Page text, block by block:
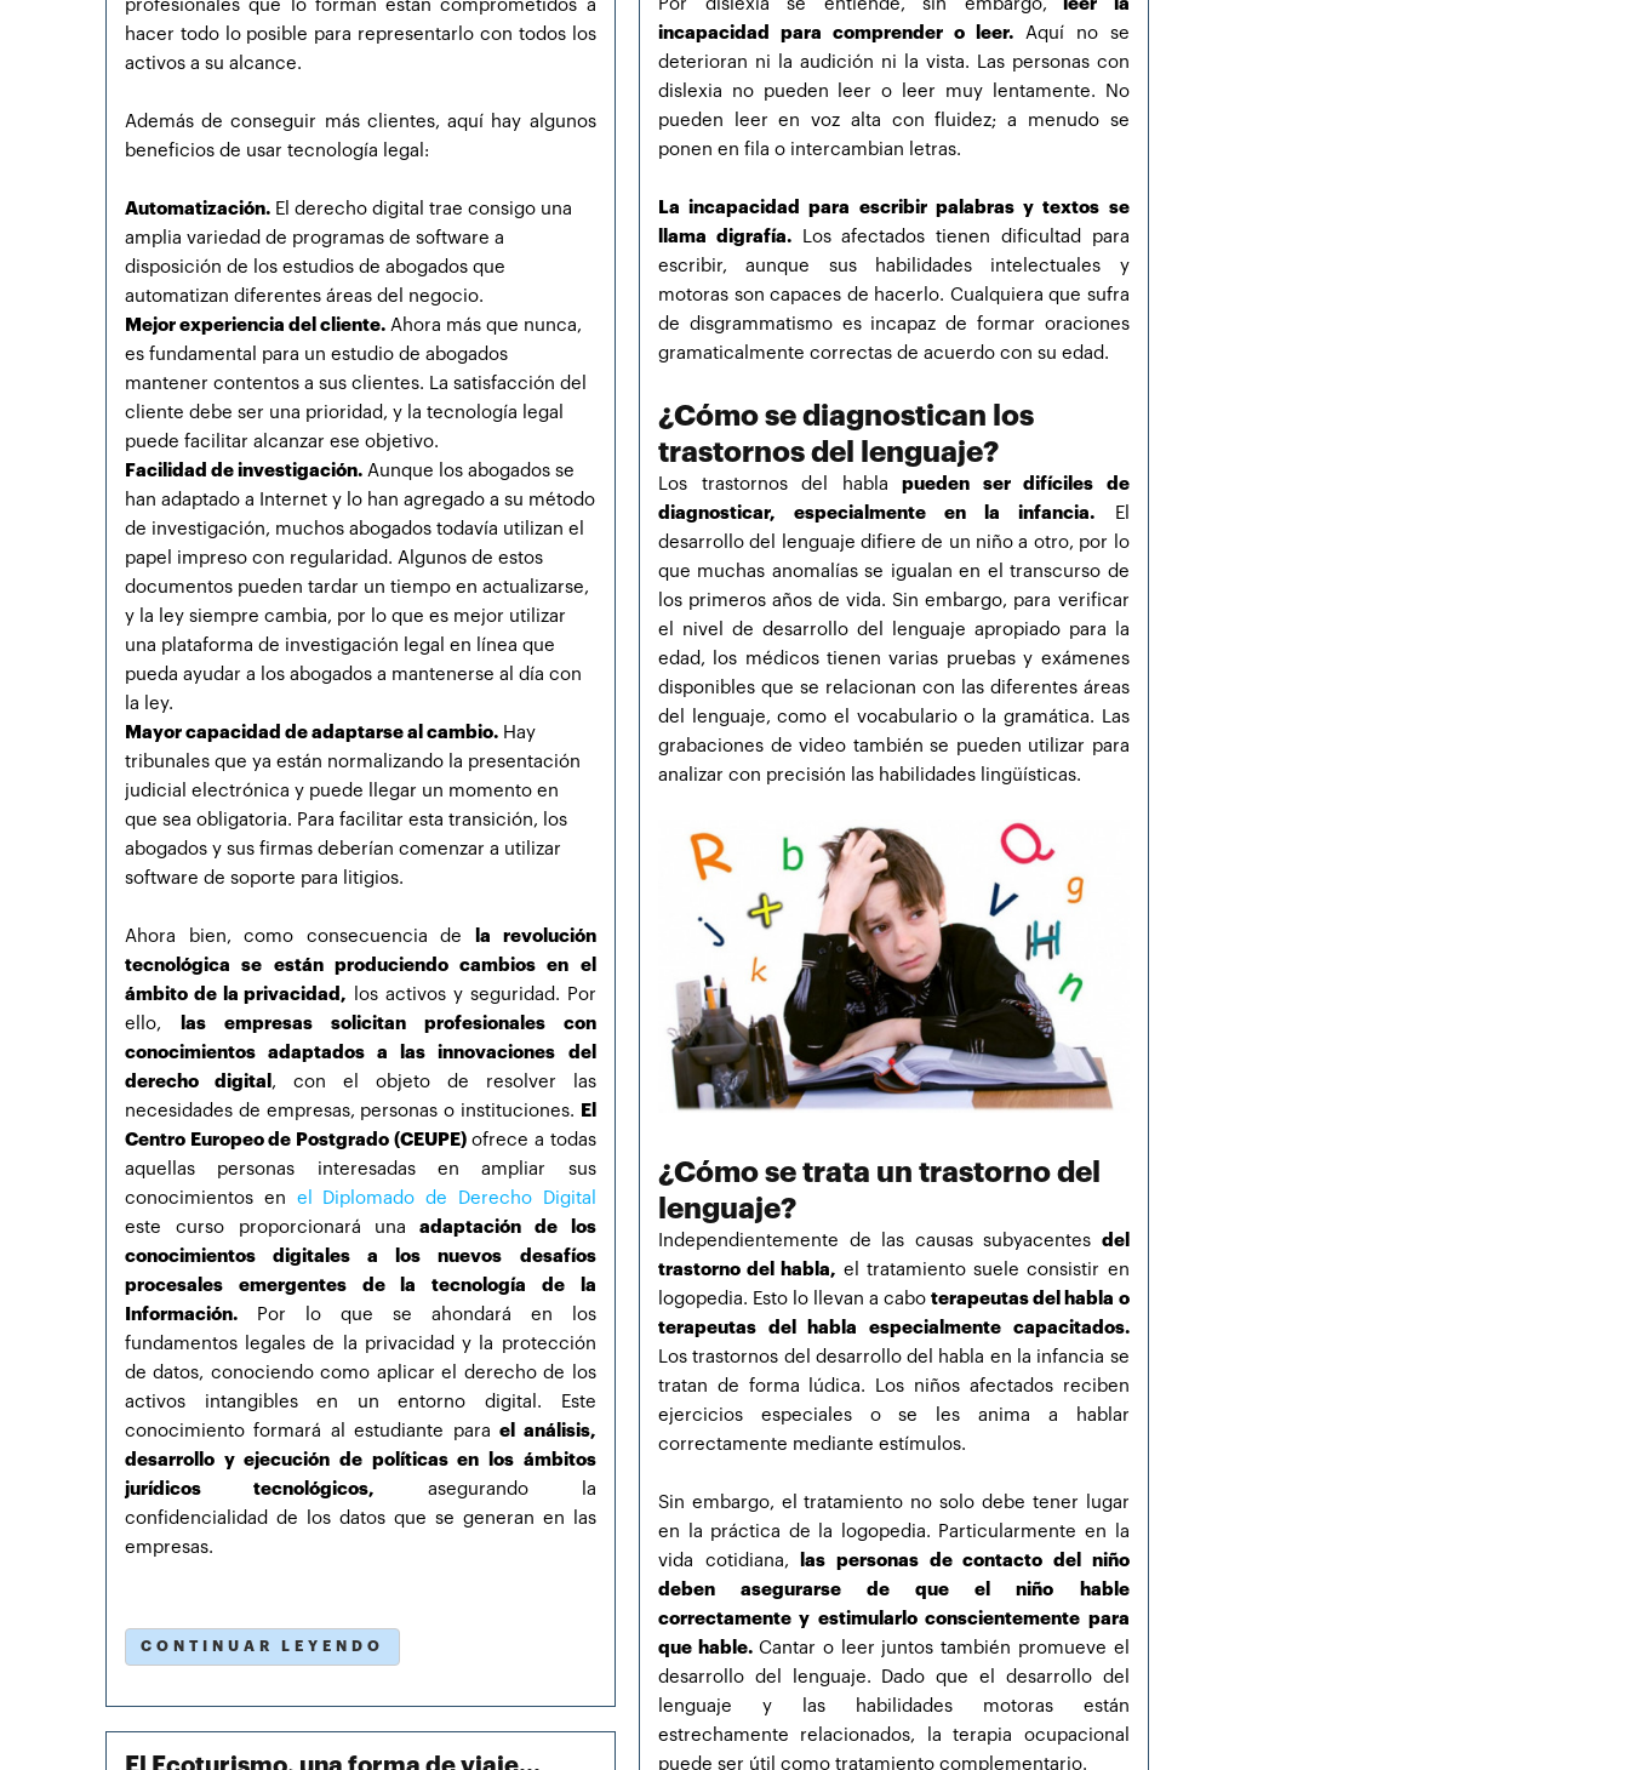
profesionales que lo forman están comprometidos a
hacer todo lo posible para representarlo con todos los
activos a su alcance.
Además de conseguir más clientes, aquí hay algunos
beneficios de usar tecnología legal:
Automatización. El derecho digital trae consigo una
amplia variedad de programas de software a
disposición de los estudios de abogados que
automatizan diferentes áreas del negocio.
Mejor experiencia del cliente. Ahora más que nunca,
es fundamental para un estudio de abogados
mantener contentos a sus clientes. La satisfacción del
cliente debe ser una prioridad, y la tecnología legal
puede facilitar alcanzar ese objetivo.
Facilidad de investigación. Aunque los abogados se
han adaptado a Internet y lo han agregado a su método
de investigación, muchos abogados todavía utilizan el
papel impreso con regularidad. Algunos de estos
documentos pueden tardar un tiempo en actualizarse,
y la ley siempre cambia, por lo que es mejor utilizar
una plataforma de investigación legal en línea que
pueda ayudar a los abogados a mantenerse al día con
la ley.
Mayor capacidad de adaptarse al cambio. Hay
tribunales que ya están normalizando la presentación
judicial electrónica y puede llegar un momento en
que sea obligatoria. Para facilitar esta transición, los
abogados y sus firmas deberían comenzar a utilizar
software de soporte para litigios.
Ahora bien, como consecuencia de
la revolución
tecnológica se están produciendo cambios en el
ámbito de la privacidad, los activos y seguridad. Por
ello,
las empresas solicitan profesionales con
conocimientos adaptados a las innovaciones del
derecho digital , con el objeto de resolver las
necesidades de empresas, personas o instituciones.
El
Centro Europeo de Postgrado (CEUPE)ofrece a todas
aquellas personas interesadas en ampliar sus
conocimientos en el Diplomado de Derecho Digital
este curso proporcionará una adaptación de los
conocimientos digitales a los nuevos desafíos
procesales emergentes de la tecnología de la
Información. Por lo que se ahondará en los
fundamentos legales de la privacidad y la protección
de datos, conociendo como aplicar el derecho de los
activos intangibles en un entorno digital. Este
conocimiento formará al estudiante parael análisis,
desarrollo y ejecución de políticas en los ámbitos
jurídicos tecnológicos, asegurando la
confidencialidad de los datos que se generan en las
empresas.
CONTINUAR LEYENDO
Por dislexia se entiende, sin embargo, leer la
incapacidad para comprender o leer.Aquí no se
deterioran ni la audición ni la vista. Las personas con
dislexia no pueden leer o leer muy lentamente. No
pueden leer en voz alta con fluidez; a menudo se
ponen en fila o intercambian letras.
La incapacidad para escribir palabras y textos se
llama digrafía.Los afectados tienen dificultad para
escribir, aunque sus habilidades intelectuales y
motoras son capaces de hacerlo. Cualquiera que sufra
de disgrammatismo es incapaz de formar oraciones
gramaticalmente correctas de acuerdo con su edad.
¿Cómo se diagnostican los
trastornos del lenguaje?
Los trastornos del hablapueden ser difíciles de
diagnosticar, especialmente en la infancia. El
desarrollo del lenguaje difiere de un niño a otro, por lo
que muchas anomalías se igualan en el transcurso de
los primeros años de vida. Sin embargo, para verificar
el nivel de desarrollo del lenguaje apropiado para la
edad, los médicos tienen varias pruebas y exámenes
disponibles que se relacionan con las diferentes áreas
del lenguaje, como el vocabulario o la gramática. Las
grabaciones de video también se pueden utilizar para
analizar con precisión las habilidades lingüísticas.
¿Cómo se trata un trastorno del
lenguaje?
Independientemente de las causas subyacentes del
trastorno del habla, el tratamiento suele consistir en
logopedia. Esto lo llevan a caboterapeutas del habla o
terapeutas del habla especialmente capacitados.
Los trastornos del desarrollo del habla en la infancia se
tratan de forma lúdica. Los niños afectados reciben
ejercicios especiales o se les anima a hablar
correctamente mediante estímulos.
Sin embargo, el tratamiento no solo debe tener lugar
en la práctica de la logopedia. Particularmente en la
vida cotidiana,
las personas de contacto del niño
deben asegurarse de que el niño hable
correctamente y estimularlo conscientemente para
que hable.Cantar o leer juntos también promueve el
desarrollo del lenguaje. Dado que el desarrollo del
lenguaje y las habilidades motoras están
estrechamente relacionados, la terapia ocupacional
puede ser útil como tratamiento complementario.